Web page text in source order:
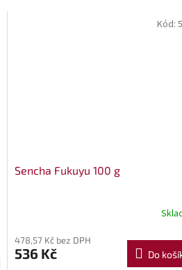
Sencha Fukuyu 100 g
478,57 Kč bez DPH
536 Kč Do
Kód: